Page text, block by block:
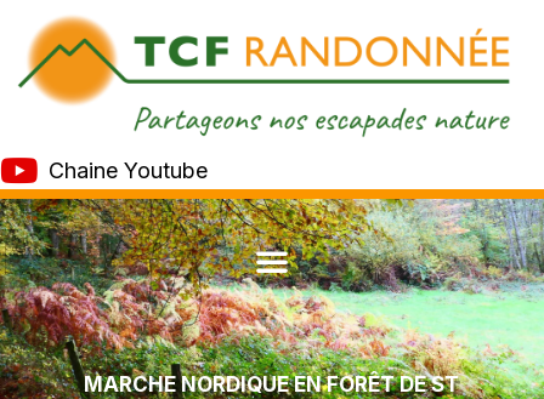
Chaine Youtube
MARCHE NORDIQUE EN FORÊT DE ST